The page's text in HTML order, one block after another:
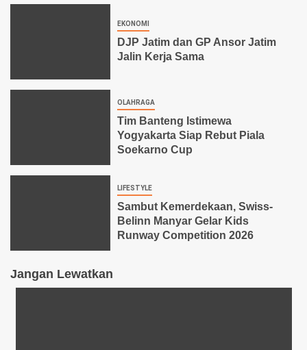
EKONOMI
DJP Jatim dan GP Ansor Jatim
Jalin Kerja Sama
OLAHRAGA
Tim Banteng Istimewa
Yogyakarta Siap Rebut Piala
Soekarno Cup
LIFESTYLE
Sambut Kemerdekaan, Swiss-
Belinn Manyar Gelar Kids
Runway Competition 2026
Jangan Lewatkan